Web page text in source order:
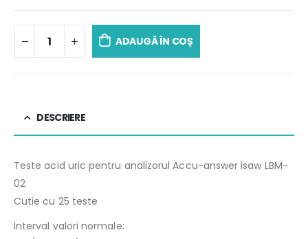
ADAUGĂ ÎN COȘ
DESCRIERE
Teste acid uric pentru analizorul Accu-answer isaw LBM-
02
Cutie cu 25 teste
Interval valori normale: